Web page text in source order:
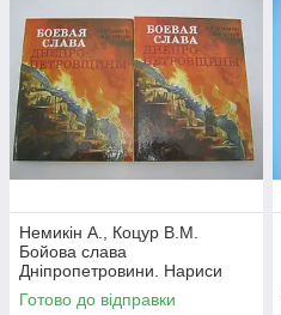
Немикін А., Коцур В.М.
Бойова слава
Дніпропетровини. Нариси
про Героях Радянського
Союзу (б/у).
Готово до відправки